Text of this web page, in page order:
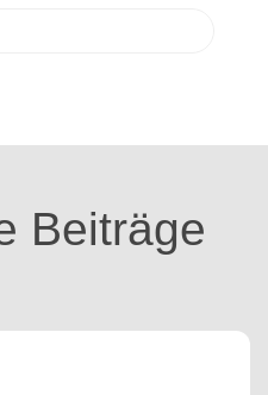
Beiträge